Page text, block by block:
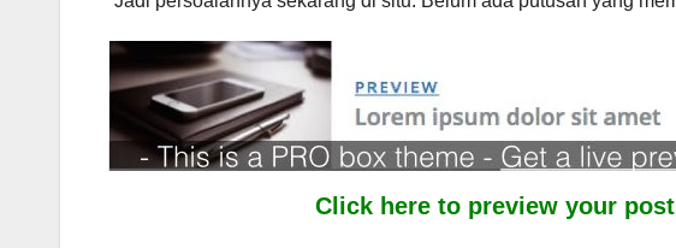
Click here to preview your